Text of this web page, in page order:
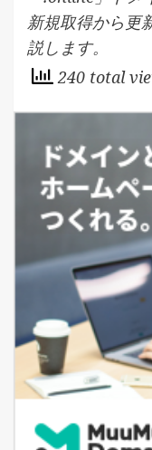
新規取得から更
説します。
240 total